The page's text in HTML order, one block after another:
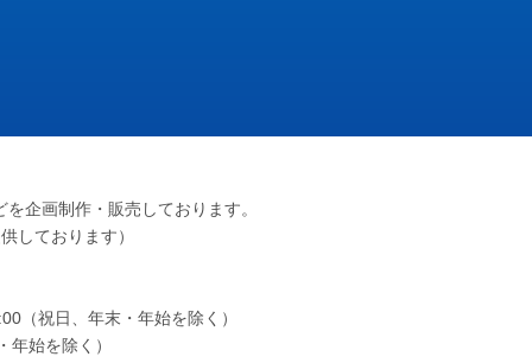
企画制作・販売しております。
しております）
（祝日、年末・年始を除く）
始を除く）